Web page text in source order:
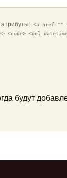
атрибуты: <a href=""
<del
будут